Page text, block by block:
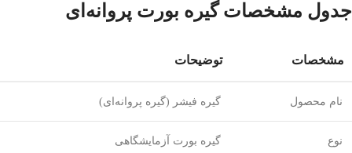
جدول مشخصات گیره بورت پروانه‌ای
مشخصات توضیحات
نام محصول گیره فیشر (گیره پروانه‌ای)
نوع گیره بورت آزمایشگاهی